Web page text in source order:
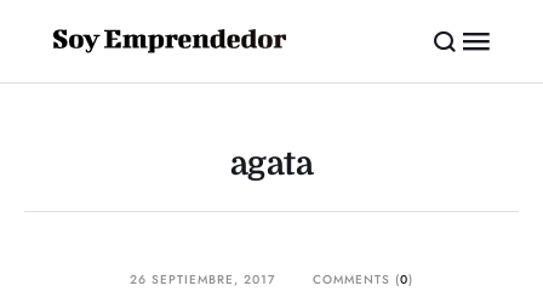
agata
26 SEPTIEMBRE, 2017 COMMENTS (0)